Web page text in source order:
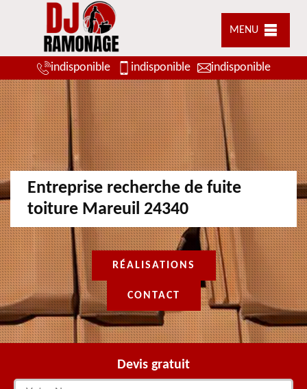
MENU
indisponible indisponible indisponible
Entreprise recherche de fuite
toiture Mareuil 24340
RÉALISATIONS
CONTACT
Devis gratuit